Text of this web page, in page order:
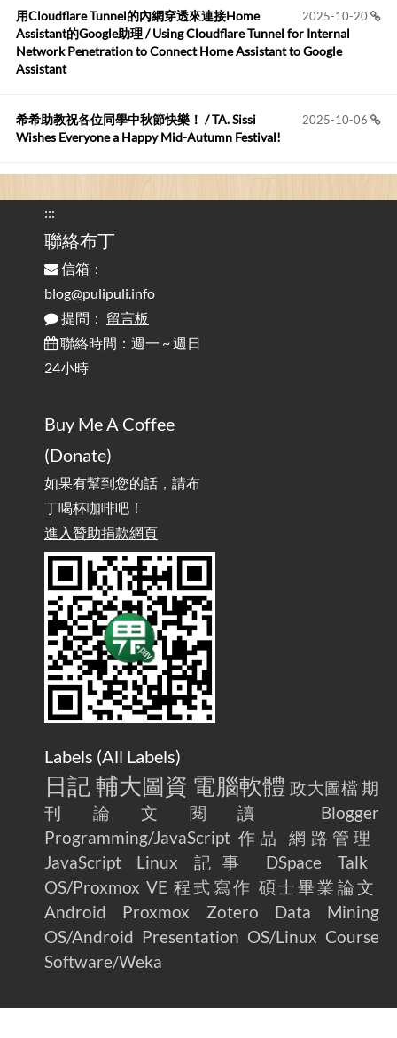
2026-05-15
Robertmycs:
這篇WinXP公用電腦安裝與優化的步驟超...
您好,首先肯定感謝您造福許多莘莘學子。有...
2025-10-20
用Cloudflare Tunnel的內網穿透來連接Home
Assistant的Google助理 / Using Cloudflare Tunnel for Internal
Network Penetration to Connect Home Assistant to Google
Assistant
2025-10-06
希希助教祝各位同學中秋節快樂！ / TA. Sissi
Wishes Everyone a Happy Mid-Autumn Festival!
2025-08-25
的問題 / Are You Tired of Looking at the Computer? Pay More
Attention to Glare Than the Screen
為何桌前打字總是腰痠背痛？桌子高度和螢幕高度
對人體工學的影響 / The Effect of Desk and Monitor Height on
Ergonomics: Why Does Typing at a Desk Often Lead to Back Pain?
行動網路無法連線？三星手機簡易解決方案
/ Mobile Network Not Connecting? Easy Solutions for Samsung
實作相容OpenAI API，但背後不是OpenAI的API服
務 / Implementing OpenAI API-Compatible Services, But Not
Powered by OpenAI
雜談：生活小技巧之用魔鬼氈避免機車鑰匙脫落吧
/ Talk: Use Velcro to Prevent Your Motorcycle Key From Falling
AdGuard Home不只是拿來擋廣告/ AdGuard
Home Is More Than Just an Ad Blocker
:::
聯絡布丁
信箱：
blog@pulipuli.info
提問： 留言板
聯絡時間：週一 ~ 週日
24小時
Buy Me A Coffee
(Donate)
如果有幫到您的話，請布
丁喝杯咖啡吧！
進入贊助捐款網頁
Labels (All Labels)
日記 輔大圖資 電腦軟體 政大圖檔 期
刊論文閱讀
Blogger
Programming/JavaScript 作品
網路管理
JavaScript
Linux 記事 DSpace
Talk
OS/Proxmox VE 程式寫作 碩士畢業論文
Android
Proxmox Zotero
Data Mining
OS/Android Presentation OS/Linux Course
Software/Weka